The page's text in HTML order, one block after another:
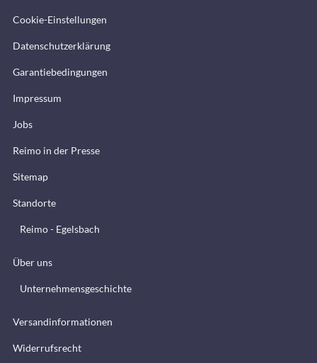
Cookie-Einstellungen
Datenschutzerklärung
Garantiebedingungen
Impressum
Jobs
Reimo in der Presse
Sitemap
Standorte
Reimo - Egelsbach
Über uns
Unternehmensgeschichte
Versandinformationen
Widerrufsrecht